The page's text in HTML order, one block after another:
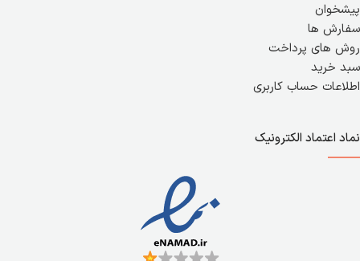
پیشخوان
سفارش ها
روش های پرداخت
سبد خرید
اطلاعات حساب کاربری
نماد اعتماد الکترونیک